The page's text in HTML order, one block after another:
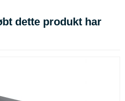
dette produkt har